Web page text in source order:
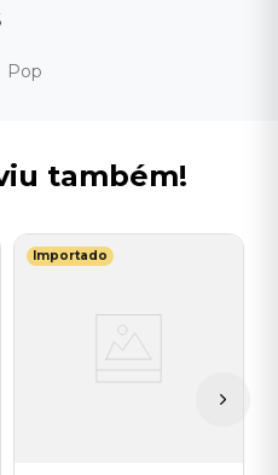
Pop
também!
Importado